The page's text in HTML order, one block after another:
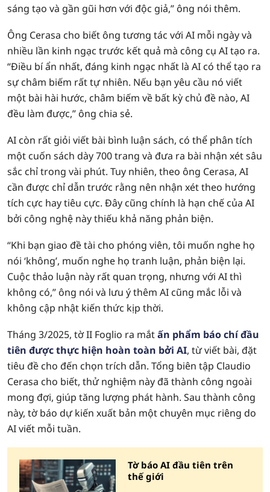
sáng tạo và gần gũi hơn với độc giả,” ông nói thêm.
Ông Cerasa cho biết ông tương tác với AI mỗi ngày và
nhiều lần kinh ngạc trước kết quả mà công cụ AI tạo ra.
“Điều bí ẩn nhất, đáng kinh ngạc nhất là AI có thể tạo ra
sự châm biếm rất tự nhiên. Nếu bạn yêu cầu nó viết
một bài hài hước, châm biếm về bất kỳ chủ đề nào, AI
đều làm được,” ông chia sẻ.
AI còn rất giỏi viết bài bình luận sách, có thể phân tích
một cuốn sách dày 700 trang và đưa ra bài nhận xét sâu
sắc chỉ trong vài phút. Tuy nhiên, theo ông Cerasa, AI
cần được chỉ dẫn trước rằng nên nhận xét theo hướng
tích cực hay tiêu cực. Đây cũng chính là hạn chế của AI
bởi công nghệ này thiếu khả năng phản biện.
“Khi bạn giao đề tài cho phóng viên, tôi muốn nghe họ
nói ‘không’, muốn nghe họ tranh luận, phản biện lại.
Cuộc thảo luận này rất quan trọng, nhưng với AI thì
không có,” ông nói và lưu ý thêm AI cũng mắc lỗi và
không cập nhật kiến thức kịp thời.
Tháng 3/2025, tờ II Foglio ra mắtấn phẩm báo chí đầu
tiên được thực hiện hoàn toàn bởi AI, từ viết bài, đặt
tiêu đề cho đến chọn trích dẫn. Tổng biên tập Claudio
Cerasa cho biết, thử nghiệm này đã thành công ngoài
mong đợi, giúp tăng lượng phát hành. Sau thành công
này, tờ báo dự kiến xuất bản một chuyên mục riêng do
AI viết mỗi tuần.
Tờ báo AI đầu tiên trên
thế giới